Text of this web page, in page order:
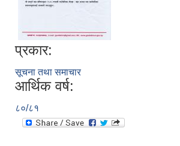
प्रकार:
सूचना तथा समाचार
आर्थिक वर्ष:
८०/८१